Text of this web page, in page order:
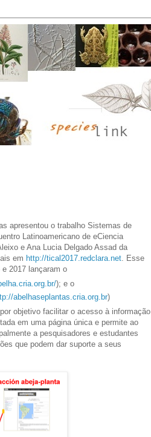
apresentou o trabalho Sistemas de
Latinoamericano de eCiencia
e Ana Lucia Delgado Assad da
em http://tical2017.redclara.net . Esse
2017 lançaram o
); e o
abelhaseplantas.cria.org.br)
objetivo facilitar o acesso à informação
em uma página única e permite ao
a pesquisadores e estudantes
que podem dar suporte a seus